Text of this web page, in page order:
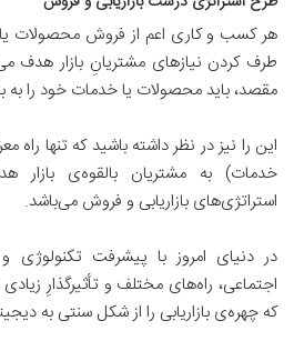
هر کسب و کاری اعم از فروش محصولات
طرف کردن نیازهای مشتریانِ بازار هدف
مقصد، باید محصولات یا خدمات خود را به
این را نیز در نظر داشته باشید که تنها
خدمات) به مشتریان بالقوه‌ی بازار
استراتژی‌های بازاریابی و فروش می‌باشد.
در دنیای امروز با پیشرفت
اجتماعی، راه‌های مختلف و تأثیرگذارِ زیادی
که چهره‌ی بازاریابی را از شکل سنتی به